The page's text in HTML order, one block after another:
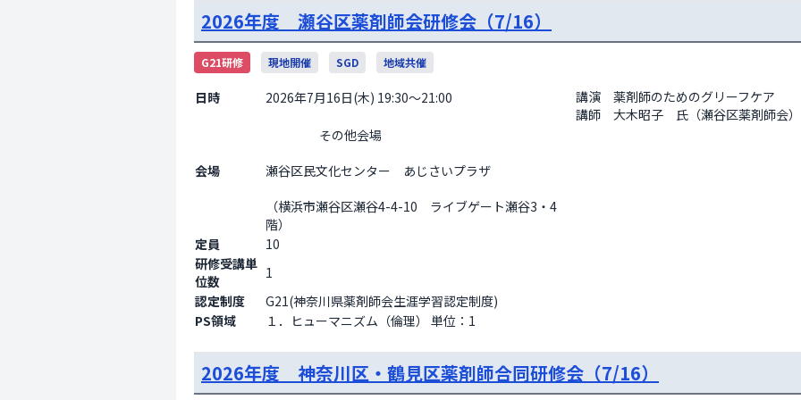
2026年度 瀬谷区薬剤師会研修会（7/16）
G21研修 現地開催 SGD 地域共催
日時 2026年7月16日(木) 19:30～21:00
会場
瀬谷区民文化センター　あじさいプラザ
（横浜市瀬谷区瀬谷4-4-10　ライブゲート瀬谷3・4
階）
定員
10
研修受講単
位数
1
認定制度
G21(神奈川県薬剤師会生涯学習認定制度)
PS領域
１．ヒューマニズム（倫理） 単位：1
講演　薬剤師のためのグリーフケア
講師　大木昭子　氏（瀬谷区薬剤師会）
2026年度 神奈川区・鶴見区薬剤師合同研修会（7/16）